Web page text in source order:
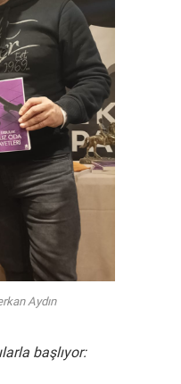
Aydın
başlıyor: